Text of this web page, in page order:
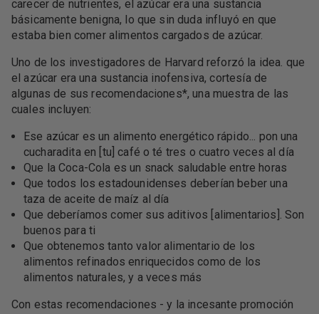
carecer de nutrientes, el azúcar era una sustancia
básicamente benigna, lo que sin duda influyó en que
estaba bien comer alimentos cargados de azúcar.
Uno de los investigadores de Harvard reforzó la idea. que
el azúcar era una sustancia inofensiva, cortesía de
algunas de sus recomendaciones*, una muestra de las
cuales incluyen:
Ese azúcar es un alimento energético rápido... pon una
cucharadita en [tu] café o té tres o cuatro veces al día
Que la Coca-Cola es un snack saludable entre horas
Que todos los estadounidenses deberían beber una
taza de aceite de maíz al día
Que deberíamos comer sus aditivos [alimentarios]. Son
buenos para ti
Que obtenemos tanto valor alimentario de los
alimentos refinados enriquecidos como de los
alimentos naturales, y a veces más
Con estas recomendaciones - y la incesante promoción